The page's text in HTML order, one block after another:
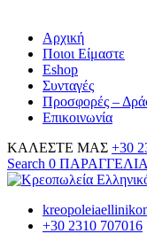
Αρχική
Ποιοι Είμαστε
Eshop
Συνταγές
Προσφορές –
Επικοινωνία
ΚΑΛΕΣΤΕ ΜΑΣ +30
Search 0 ΠΑΡΑΓΓΕΛΙΑ
+30 2310 707016